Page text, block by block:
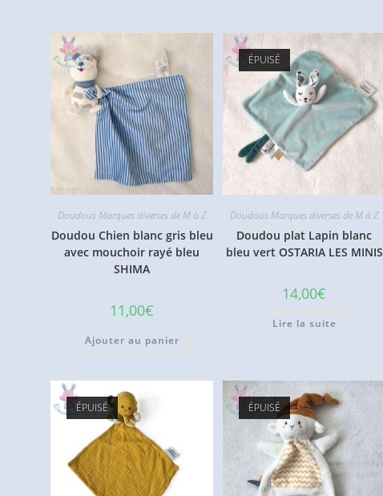
Doudous Marques diverses de M à Z
Doudou Chien blanc gris bleu
avec mouchoir rayé bleu
SHIMA
11,00€
Ajouter au panier
ÉPUISÉ
Doudous Marques diverses de M à Z
Doudou plat Lapin blanc
bleu vert OSTARIA LES MINIS
14,00€
Lire la suite
ÉPUISÉ ÉPUISÉ